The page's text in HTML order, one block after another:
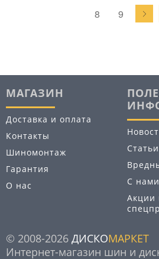
8
9
МАГАЗИН
Доставка и оплата
Контакты
Шиномонтаж
Гарантия
О нас
Статьи
С
Акции
© 2008-2026 ДИСКОМАРКЕТ
Интернет-магазин шин и